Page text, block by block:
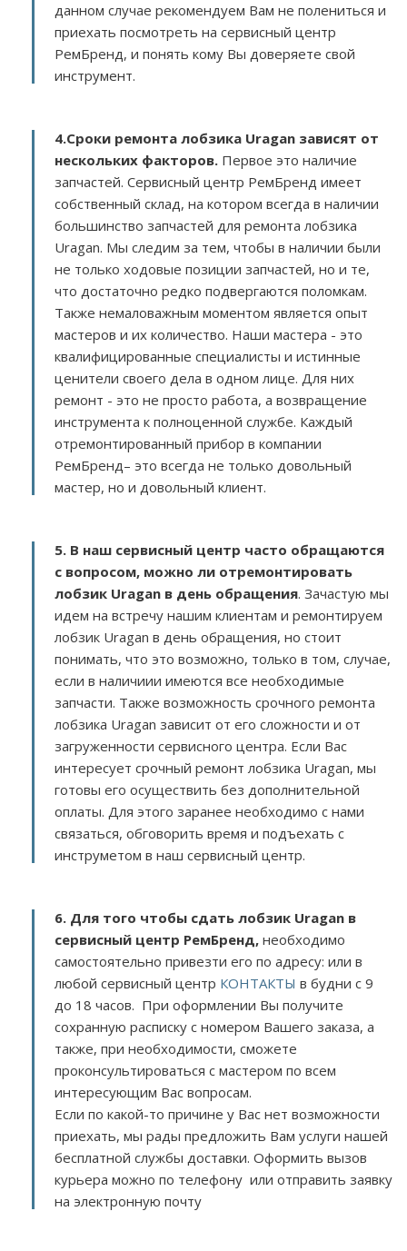
данном случае рекомендуем Вам не полениться и
приехать посмотреть на сервисный центр
РемБренд, и понять кому Вы доверяете свой
инструмент.
4.Сроки ремонта лобзика Uragan зависят от
нескольких факторов. Первое это наличие
запчастей. Сервисный центр РемБренд имеет
собственный склад, на котором всегда в наличии
большинство запчастей для ремонта лобзика
Uragan. Мы следим за тем, чтобы в наличии были
не только ходовые позиции запчастей, но и те,
что достаточно редко подвергаются поломкам.
Также немаловажным моментом является опыт
мастеров и их количество. Наши мастера - это
квалифицированные специалисты и истинные
ценители своего дела в одном лице. Для них
ремонт - это не просто работа, а возвращение
инструмента к полноценной службе. Каждый
отремонтированный прибор в компании
РемБренд– это всегда не только довольный
мастер, но и довольный клиент.
5. В наш сервисный центр часто обращаются
с вопросом, можно ли отремонтировать
лобзик Uragan в день обращения. Зачастую мы
идем на встречу нашим клиентам и ремонтируем
лобзик Uragan в день обращения, но стоит
понимать, что это возможно, только в том, случае,
если в наличиии имеются все необходимые
запчасти. Также возможность срочного ремонта
лобзика Uragan зависит от его сложности и от
загруженности сервисного центра. Если Вас
интересует срочный ремонт лобзика Uragan, мы
готовы его осуществить без дополнительной
оплаты. Для этого заранее необходимо с нами
связаться, обговорить время и подъехать с
инструметом в наш сервисный центр.
6. Для того чтобы сдать лобзик Uragan в
сервисный центр РемБренд, необходимо
самостоятельно привезти его по адресу: или в
любой сервисный центр КОНТАКТЫ в будни с 9
до 18 часов. При оформлении Вы получите
сохранную расписку с номером Вашего заказа, а
также, при необходимости, сможете
проконсультироваться с мастером по всем
интересующим Вас вопросам.
Если по какой-то причине у Вас нет возможности
приехать, мы рады предложить Вам услуги нашей
бесплатной службы доставки. Оформить вызов
курьера можно по телефону или отправить заявку
на электронную почту